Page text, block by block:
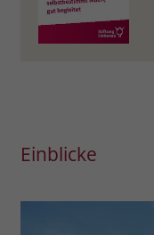
Einblicke